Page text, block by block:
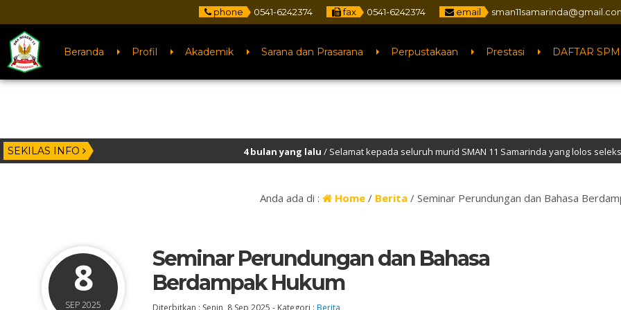
phone 0541-6242374 fax 0541-6242374 email
Beranda Profil Akademik Sarana dan Prasarana Perpustakaan Prestasi DAFTAR
SEKILAS INFO 4 bulan yang lalu/ Selamat kepada seluruh murid SMAN 11 Samarinda yang lolos seleksi PTN jalur SNBP
Anda ada di : Home/ Berita/ Seminar Perundungan dan Bahasa
8
SEP 2025
Seminar Perundungan dan Bahasa
Berdampak Hukum
Diterbitkan : Senin, 8 Sep 2025 - Kategori : Berita